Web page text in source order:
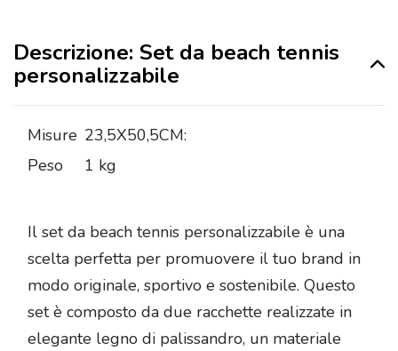
Descrizione: Set da beach tennis
personalizzabile
Misure 23,5X50,5CM:
Peso
1 kg
Il set da beach tennis personalizzabile è una
scelta perfetta per promuovere il tuo brand in
modo originale, sportivo e sostenibile. Questo
set è composto da due racchette realizzate in
elegante legno di palissandro, un materiale